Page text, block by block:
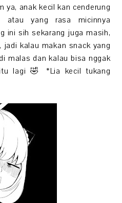
ya, anak kecil kan cenderung
atau yang rasa micinnya
ini sih sekarang juga masih,
kalau makan snack yang
malas dan kalau bisa nggak
lagi 🤣 *Lia kecil tukang